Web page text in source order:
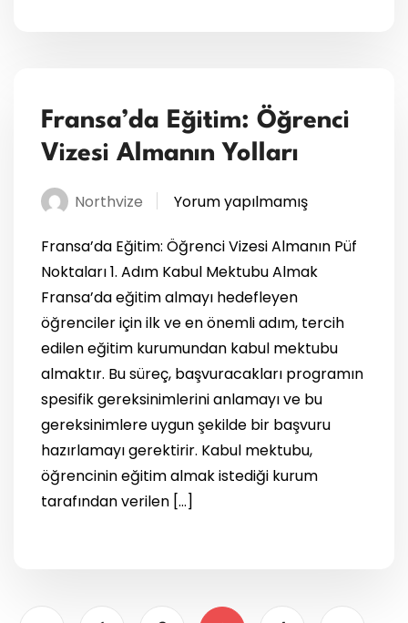
Fransa’da Eğitim: Öğrenci
Vizesi Almanın Yolları
Northvize Yorum yapılmamış
Fransa’da Eğitim: Öğrenci Vizesi Almanın Püf
Noktaları 1. Adım Kabul Mektubu Almak
Fransa’da eğitim almayı hedefleyen
öğrenciler için ilk ve en önemli adım, tercih
edilen eğitim kurumundan kabul mektubu
almaktır. Bu süreç, başvuracakları programın
spesifik gereksinimlerini anlamayı ve bu
gereksinimlere uygun şekilde bir başvuru
hazırlamayı gerektirir. Kabul mektubu,
öğrencinin eğitim almak istediği kurum
tarafından verilen […]